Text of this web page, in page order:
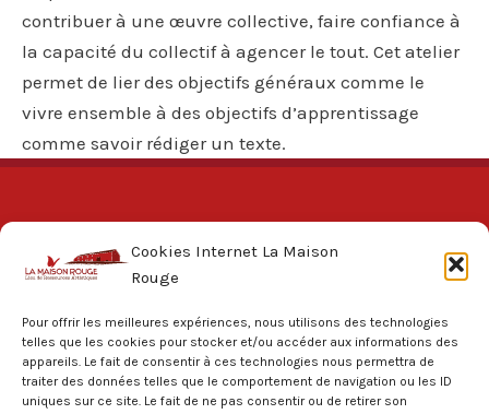
Cookies Internet La Maison
Rouge
Pour offrir les meilleures expériences, nous utilisons des technologies
telles que les cookies pour stocker et/ou accéder aux informations des
appareils. Le fait de consentir à ces technologies nous permettra de
traiter des données telles que le comportement de navigation ou les ID
uniques sur ce site. Le fait de ne pas consentir ou de retirer son
contribuer à une œuvre collective, faire confiance à
la capacité du collectif à agencer le tout. Cet atelier
permet de lier des objectifs généraux comme le
vivre ensemble à des objectifs d’apprentissage
comme savoir rédiger un texte.
La Maison Rouge